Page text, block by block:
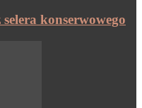
selera konserwowego